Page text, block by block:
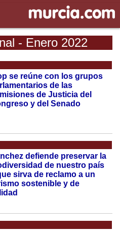
- Enero 2022
se reúne con los grupos
de las
de Justicia del
y del Senado
defiende preservar la
de nuestro país
sirva de reclamo a un
sostenible y de